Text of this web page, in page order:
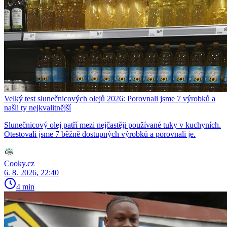
Velký test slunečnicových olejů 2026: Porovnali jsme 7 výrobků a
našli ty nejkvalitnější
Slunečnicový olej patří mezi nejčastěji používané tuky v kuchyních.
Otestovali jsme 7 běžně dostupných výrobků a porovnali je.
Cooky.cz
6. 8. 2026, 22:40
4 min